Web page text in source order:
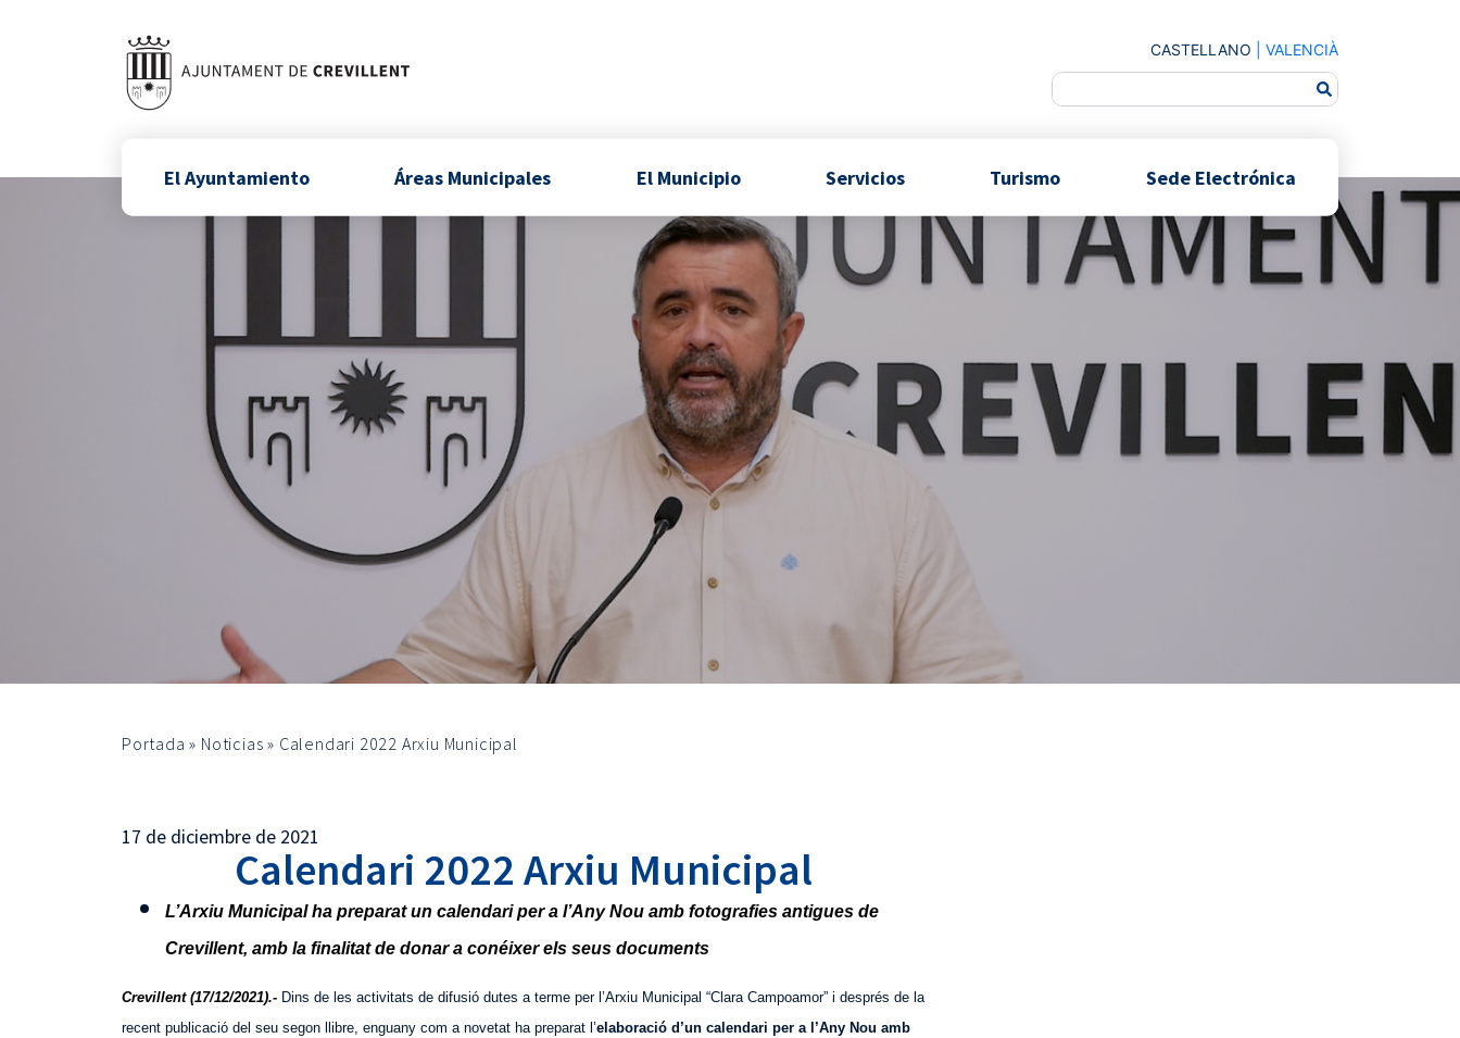
CASTELLANO VALENCIÀ
El Ayuntamiento Áreas Municipales El Municipio Servicios Turismo Sede Electrónica
Portada » Noticias » Calendari 2022 Arxiu Municipal
17 de diciembre de 2021
Calendari 2022 Arxiu Municipal
L’Arxiu Municipal ha preparatun calendari per a l’Any Nou amb fotografies antigues de
Crevillent, amb la finalitat de donar a conéixer els seus documents
Crevillent (17/12/2021).- Dins de les activitats de difusió dutes a terme per l’Arxiu Municipal “Clara Campoamor” i després de la
recent publicació del seu segon llibre, enguany com a novetat ha preparat l’elaboració d’un calendari per a l’Any Nou amb